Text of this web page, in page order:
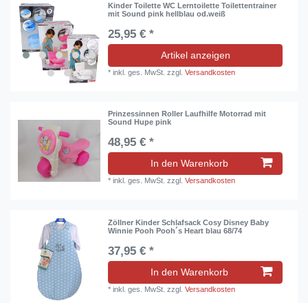
Kinder Toilette WC Lerntoilette Toilettentrainer
mit Sound pink hellblau od.weiß
25,95 € *
Artikel anzeigen
*inkl. ges. MwSt. zzgl.Versandkosten
Prinzessinnen Roller Laufhilfe Motorrad mit
Sound Hupe pink
48,95 € *
In den Warenkorb
*inkl. ges. MwSt. zzgl.Versandkosten
Zöllner Kinder Schlafsack Cosy Disney Baby
Winnie Pooh Pooh´s Heart blau 68/74
37,95 € *
In den Warenkorb
*inkl. ges. MwSt. zzgl.Versandkosten